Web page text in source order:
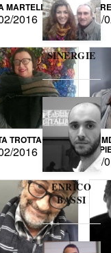
MARTELLI
2016 15/
TROTTA
2016 DI
15/
SINERGIE
ENRICO
BASSI